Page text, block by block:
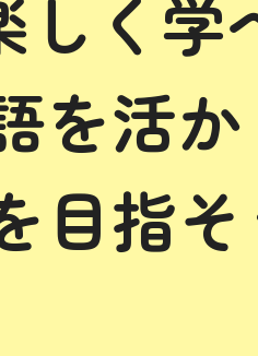
しく学
を活
目指